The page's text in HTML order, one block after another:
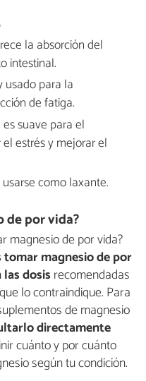
la absorción del
intestinal.
usado para la
de fatiga.
es suave para el
estrés y mejorar el
como laxante.
de por vida?
magnesio de por vida?
tomar magnesio de por
dosisrecomendadas
lo contraindique. Para
de magnesio
directamente
cuánto y por cuánto
según tu condición.